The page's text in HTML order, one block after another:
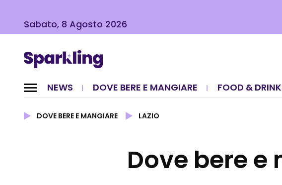
Sabato, 8 Agosto 2026
NEWS DOVE BERE E MANGIARE FOOD &
DOVE BERE E MANGIARE LAZIO
Dove bere